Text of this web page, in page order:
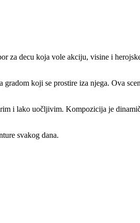
za decu koja vole akciju, visine i
koji se prostire iza njega. Ova
i lako uočljivim. Kompozicija je
svakog dana.